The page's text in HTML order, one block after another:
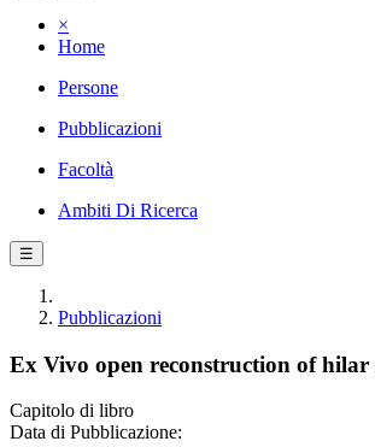
×
Home
Persone
Pubblicazioni
Facoltà
Ambiti Di Ricerca
☰
Pubblicazioni
Ex Vivo open reconstruction of hilar
Capitolo di libro
Data di Pubblicazione: